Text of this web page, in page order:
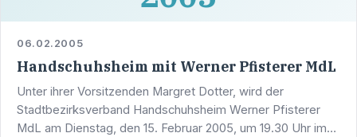
06.02.2005
Handschuhsheim mit Werner Pfisterer MdL
Unter ihrer Vorsitzenden Margret Dotter, wird der
Stadtbezirksverband Handschuhsheim Werner Pfisterer
MdL am Dienstag, den 15. Februar 2005, um 19.30 Uhr im